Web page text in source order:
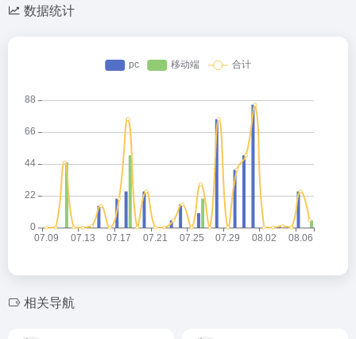
数据统计
相关导航